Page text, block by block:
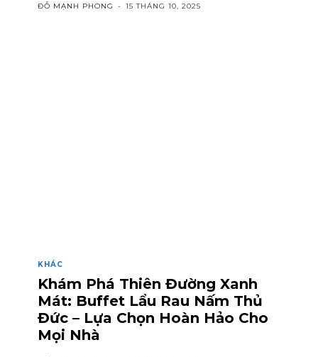
ĐỖ MẠNH PHONG - 15 THÁNG 10, 2025
KHÁC
Khám Phá Thiên Đường Xanh
Mát: Buffet Lẩu Rau Nấm Thủ
Đức – Lựa Chọn Hoàn Hảo Cho
Mọi Nhà